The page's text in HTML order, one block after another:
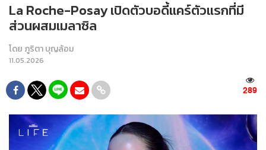
La Roche-Posay เปิดตัวบอดี้แคร์ตัวแรกที่มี
ส่วนผสมเมลาซิล
โดย ภูริตา บุญล้อม
11.05.2026
289